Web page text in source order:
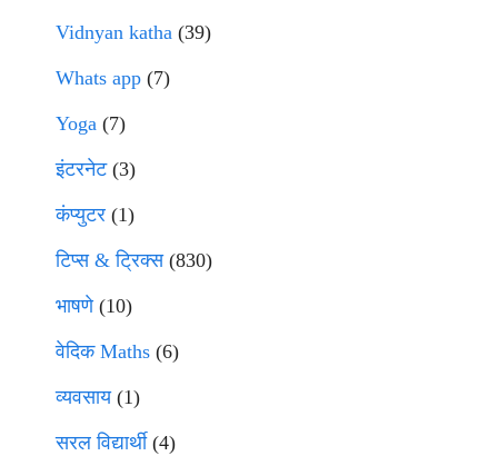
Vidnyan katha (39)
Whats app (7)
Yoga (7)
इंटरनेट(3)
कंप्युटर (1)
टिप्स & ट्रिक्स(830)
भाषणे(10)
वेदिक Maths (6)
व्यवसाय(1)
सरल विद्यार्थी(4)